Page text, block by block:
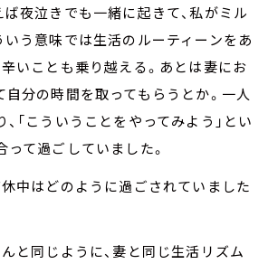
夜泣きでも一緒に起きて、私がミル
いう意味では生活のルーティーンをあ
いことも乗り越える。あとは妻にお
自分の時間を取ってもらうとか。一人
「こういうことをやってみよう」とい
て過ごしていました。
中はどのように過ごされていました
と同じように、妻と同じ生活リズム